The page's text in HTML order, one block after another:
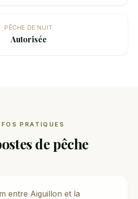
PÊCHE DE NUIT
Autorisée
PRATIQUES
de pêche
entre Aiguillon et la